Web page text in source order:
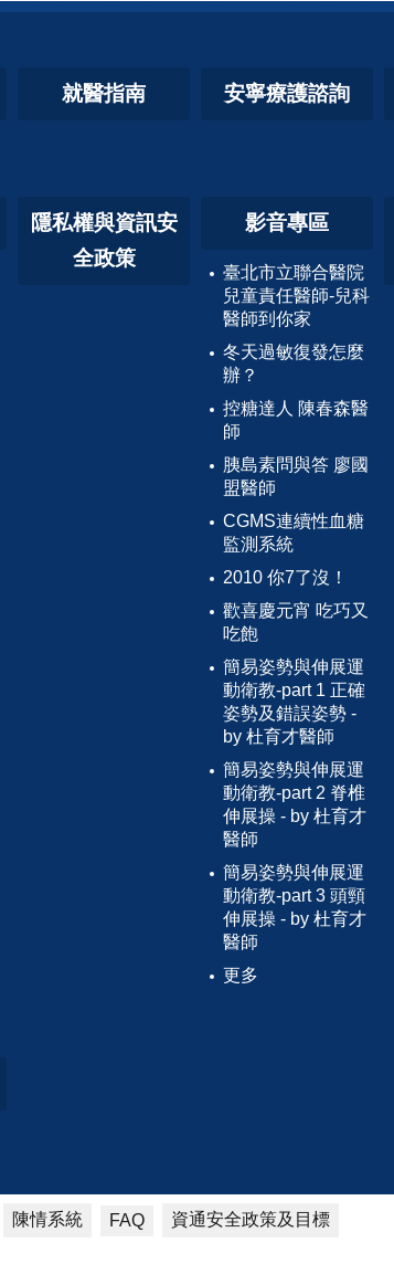
就醫指南 安寧療護諮詢
隱私權與資訊安
全政策
影音專區
臺北市立聯合醫院
兒童責任醫師-兒科
醫師到你家
冬天過敏復發怎麼
辦？
控糖達人 陳春森醫
師
胰島素問與答 廖國
盟醫師
CGMS連續性血糖
監測系統
2010 你7了沒！
歡喜慶元宵 吃巧又
吃飽
簡易姿勢與伸展運
動衛教-part 1 正確
姿勢及錯誤姿勢 -
by 杜育才醫師
簡易姿勢與伸展運
動衛教-part 2 脊椎
伸展操 - by 杜育才
醫師
簡易姿勢與伸展運
動衛教-part 3 頭頸
伸展操 - by 杜育才
醫師
更多
陳情系統 FAQ 資通安全政策及目標